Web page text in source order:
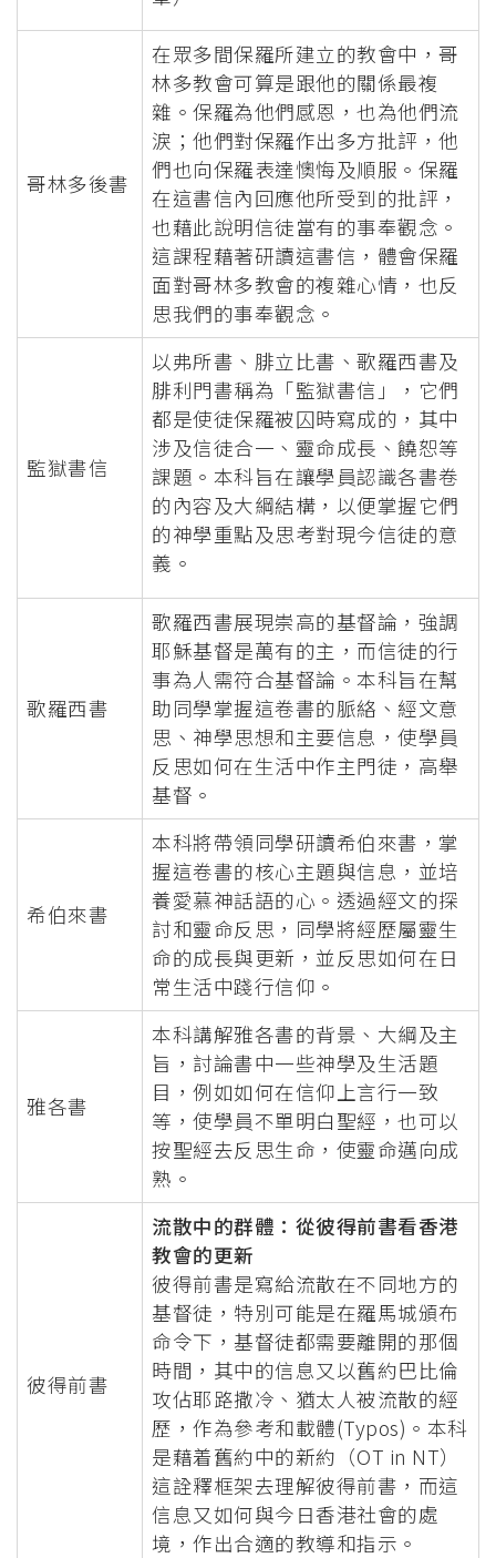
哥林多後書
在眾多間保羅所建立的教會中，哥
林多教會可算是跟他的關係最複
雜。保羅為他們感恩，也為他們流
淚；他們對保羅作出多方批評，他
們也向保羅表達懊悔及順服。保羅
在這書信內回應他所受到的批評，
也藉此說明信徒當有的事奉觀念。
這課程藉著研讀這書信，體會保羅
面對哥林多教會的複雜心情，也反
思我們的事奉觀念。
監獄書信
以弗所書、腓立比書、歌羅西書及
腓利門書稱為「監獄書信」，它們
都是使徒保羅被囚時寫成的，其中
涉及信徒合一、靈命成長、饒恕等
課題。本科旨在讓學員認識各書卷
的內容及大綱結構，以便掌握它們
的神學重點及思考對現今信徒的意
義。
歌羅西書
歌羅西書展現崇高的基督論，強調
耶穌基督是萬有的主，而信徒的行
事為人需符合基督論。本科旨在幫
助同學掌握這卷書的脈絡、經文意
思、神學思想和主要信息，使學員
反思如何在生活中作主門徒，高舉
基督。
希伯來書
本科將帶領同學研讀希伯來書，掌
握這卷書的核心主題與信息，並培
養愛慕神話語的心。透過經文的探
討和靈命反思，同學將經歷屬靈生
命的成長與更新，並反思如何在日
常生活中踐行信仰。
雅各書
本科講解雅各書的背景、大綱及主
旨，討論書中一些神學及生活題
目，例如如何在信仰上言行一致
等，使學員不單明白聖經，也可以
按聖經去反思生命，使靈命邁向成
熟。
彼得前書
流散中的群體：從彼得前書看香港
教會的更新
彼得前書是寫給流散在不同地方的
基督徒，特別可能是在羅馬城頒布
命令下，基督徒都需要離開的那個
時間，其中的信息又以舊約巴比倫
攻佔耶路撒冷、猶太人被流散的經
歷，作為參考和載體(Typos)。本科
是藉着舊約中的新約（OT in NT）
這詮釋框架去理解彼得前書，而這
信息又如何與今日香港社會的處
境，作出合適的教導和指示。